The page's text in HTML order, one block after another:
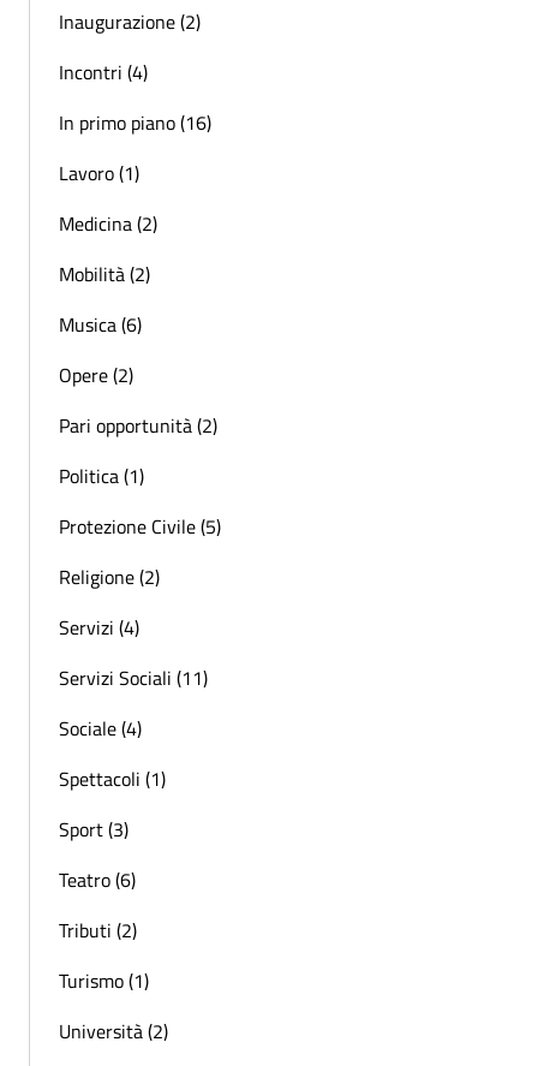
Inaugurazione (2)
Incontri (4)
In primo piano (16)
Lavoro (1)
Medicina (2)
Mobilità (2)
Musica (6)
Opere (2)
Pari opportunità (2)
Politica (1)
Protezione Civile (5)
Religione (2)
Servizi (4)
Servizi Sociali (11)
Sociale (4)
Spettacoli (1)
Sport (3)
Teatro (6)
Tributi (2)
Turismo (1)
Università (2)